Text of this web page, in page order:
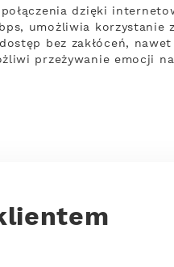
połączenia dzięki
umożliwia
bez zakłóceń,
przeżywanie emocji